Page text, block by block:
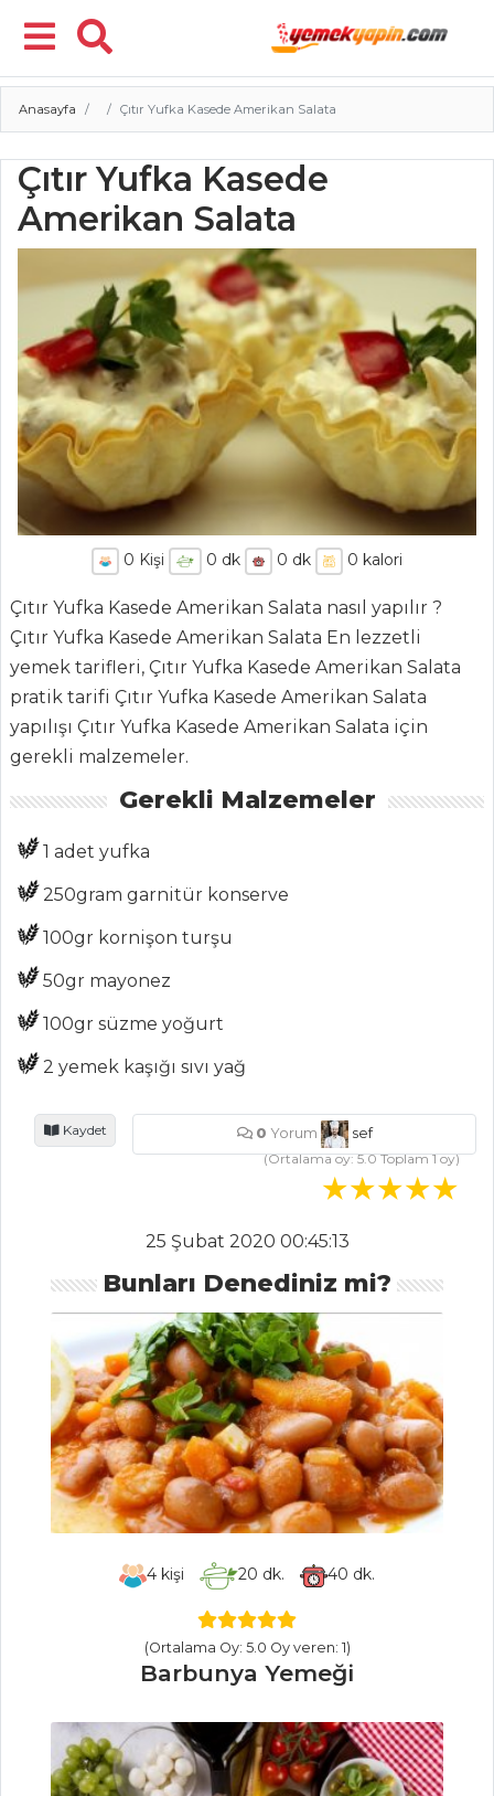
Menü
ANASAYFA
BLOG
Medya
Aktüel
Chefs
Haber
MENÜLER
Tüm
Kategoriler
ovmaç ) çorbası
nasıl yapılır?
noktaları nelerdir?
En nefis şeftali
kebabı nasıl
yapılır?
Masterchef Tüm
Tarifleri
PASTA VE
TATLILAR
HAVUÇLU VE
MUHALLEBİLİ KEK
BÖĞÜRTLENLİ
RULO PASTA
BÖĞÜRTLENLİ
CHEESECAKE
Pasta ve Tatlılar
Anasayfa Çıtır Yufka Kasede Amerikan Salata
Çıtır Yufka Kasede
Amerikan Salata
0 Kişi 0 dk 0 dk 0 kalori
Çıtır Yufka Kasede Amerikan Salata nasıl yapılır ?
Çıtır Yufka Kasede Amerikan Salata En lezzetli
yemek tarifleri, Çıtır Yufka Kasede Amerikan Salata
pratik tarifi Çıtır Yufka Kasede Amerikan Salata
yapılışı Çıtır Yufka Kasede Amerikan Salata için
gerekli malzemeler.
Gerekli Malzemeler
1 adet yufka
250gram garnitür konserve
100gr kornişon turşu
50gr mayonez
100gr süzme yoğurt
2 yemek kaşığı sıvı yağ
Kaydet 0 Yorum
sef
(Ortalama oy:5.0Toplam1oy)
25 Şubat 2020 00:45:13
Bunları Denediniz mi?
4 kişi 20 dk. 40 dk.
(Ortalama Oy: 5.0 Oy veren: 1)
Barbunya Yemeği